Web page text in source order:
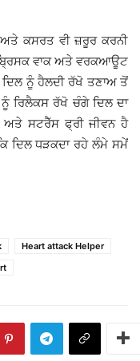
ਕਸਰਤ ਵੀ ਜ਼ਰੂਰ ਕਰਨੀ
ਬ੍ਰਿਸਕ ਵਾਕ ਅਤੇ ਵਰਕਆਊਟ
ਨੂੰ ਹੈਲਦੀ ਰੱਖੋ ਤਣਾਅ ਤੋਂ
ਰਿਲੈਕਸ ਰੱਖੋ ਚੰਗੇ ਦਿਲ ਦਾ
ਅਤੇ ਸਟਰੈੱਸ ਫ੍ਰੀ ਜੀਵਨ ਹੈ
ਦਿਲ ਧੜਕਦਾ ਰਹੇ ਲੰਮੇ ਸਮੇਂ
Heart attack Helper